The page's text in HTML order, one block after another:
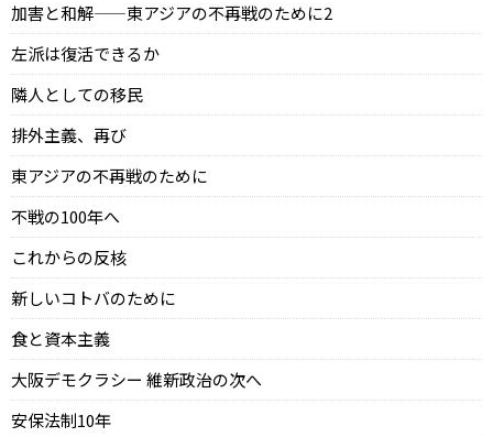
加害と和解——東アジアの不再戦のために2
左派は復活できるか
隣人としての移民
排外主義、再び
東アジアの不再戦のために
不戦の100年へ
これからの反核
新しいコトバのために
食と資本主義
大阪デモクラシー 維新政治の次へ
安保法制10年